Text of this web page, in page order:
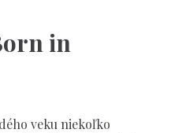
in
veku niekoľko